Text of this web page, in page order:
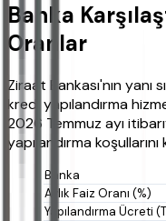
Banka
Oranlar
Ziraat Bankası'nın
kredi yapılandırma
2026 Temmuz ayı
yapılandırma koşullarını